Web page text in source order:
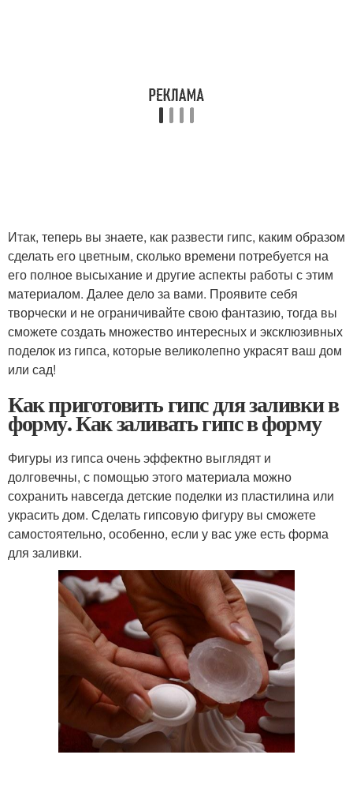
Итак, теперь вы знаете, как развести гипс, каким образом
сделать его цветным, сколько времени потребуется на
его полное высыхание и другие аспекты работы с этим
материалом. Далее дело за вами. Проявите себя
творчески и не ограничивайте свою фантазию, тогда вы
сможете создать множество интересных и эксклюзивных
поделок из гипса, которые великолепно украсят ваш дом
или сад!
Как приготовить гипс для заливки в
форму. Как заливать гипс в форму
Фигуры из гипса очень эффектно выглядят и
долговечны, с помощью этого материала можно
сохранить навсегда детские поделки из пластилина или
украсить дом. Сделать гипсовую фигуру вы сможете
самостоятельно, особенно, если у вас уже есть форма
для заливки.